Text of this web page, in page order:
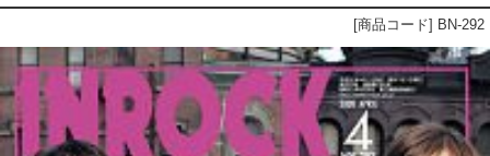
[商品コード] BN-292